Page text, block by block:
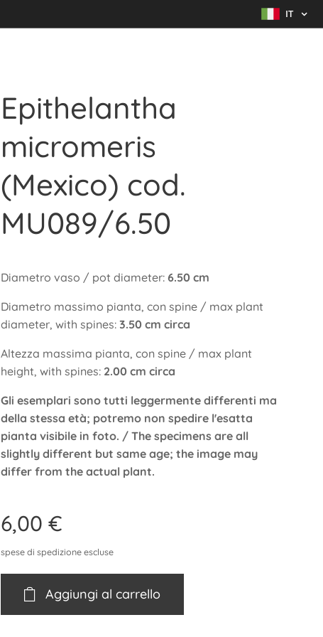
IT
Epithelantha
micromeris
(Mexico) cod.
MU089/6.50
Diametro vaso / pot diameter: 6.50 cm
Diametro massimo pianta, con spine / max plant
diameter, with spines: 3.50 cm circa
Altezza massima pianta, con spine / max plant
height, with spines: 2.00 cm circa
Gli esemplari sono tutti leggermente differenti ma
della stessa età; potremo non spedire l'esatta
pianta visibile in foto. / The specimens are all
slightly different but same age; the image may
differ from the actual plant.
6,00 €
spese di spedizione escluse
Aggiungi al carrello